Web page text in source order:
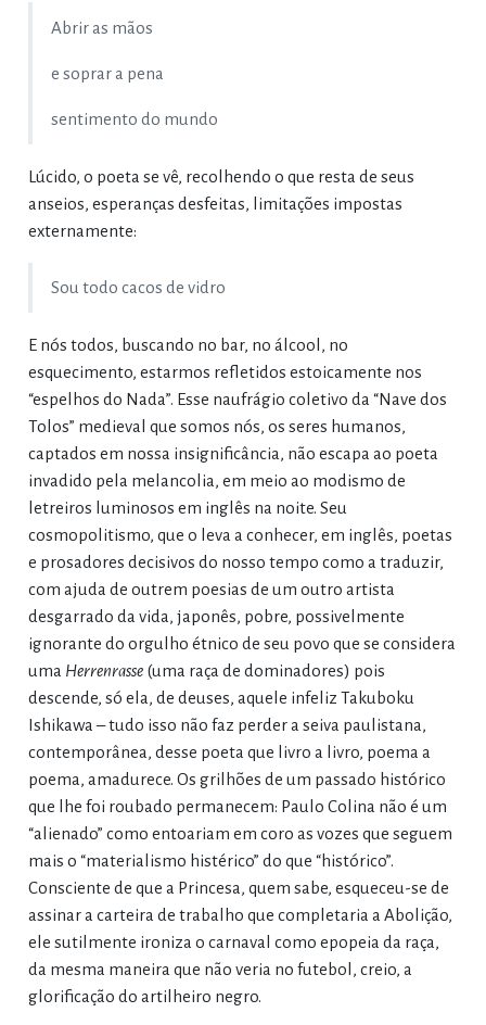
Abrir as mãos
e soprar a pena
sentimento do mundo
Lúcido, o poeta se vê, recolhendo o que resta de seus
anseios, esperanças desfeitas, limitações impostas
externamente:
Sou todo cacos de vidro
E nós todos, buscando no bar, no álcool, no
esquecimento, estarmos refletidos estoicamente nos
“espelhos do Nada”. Esse naufrágio coletivo da “Nave dos
Tolos” medieval que somos nós, os seres humanos,
captados em nossa insignificância, não escapa ao poeta
invadido pela melancolia, em meio ao modismo de
letreiros luminosos em inglês na noite. Seu
cosmopolitismo, que o leva a conhecer, em inglês, poetas
e prosadores decisivos do nosso tempo como a traduzir,
com ajuda de outrem poesias de um outro artista
desgarrado da vida, japonês, pobre, possivelmente
ignorante do orgulho étnico de seu povo que se considera
uma Herrenrasse(uma raça de dominadores) pois
descende, só ela, de deuses, aquele infeliz Takuboku
Ishikawa – tudo isso não faz perder a seiva paulistana,
contemporânea, desse poeta que livro a livro, poema a
poema, amadurece. Os grilhões de um passado histórico
que lhe foi roubado permanecem: Paulo Colina não é um
“alienado” como entoariam em coro as vozes que seguem
mais o “materialismo histérico” do que “histórico”.
Consciente de que a Princesa, quem sabe, esqueceu-se de
assinar a carteira de trabalho que completaria a Abolição,
ele sutilmente ironiza o carnaval como epopeia da raça,
da mesma maneira que não veria no futebol, creio, a
glorificação do artilheiro negro.